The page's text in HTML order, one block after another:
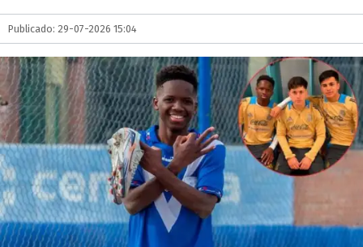
Publicado: 29-07-2026 15:04